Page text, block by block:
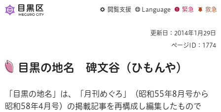
閲覧支援 Language 緊急 救急
更新日：2014年1月29日
ページID：1774
目黒の地名 碑文谷（ひもんや）
「目黒の地名」は、「月刊めぐろ」（昭和55年8月号から
昭和58年4月号）の掲載記事を再構成し編集したもので